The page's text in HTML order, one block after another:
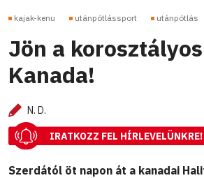
kajak-kenu utánpótlássport utánpótlás
Jön a
Kanada!
N. D.
IRATKOZZ FEL HÍRLEVELÜNKRE!
Szerdától öt napon át a kanadai